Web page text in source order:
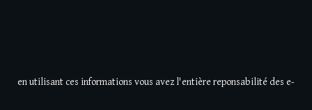
en utilisant ces informations vous avez l'entière reponsabilité des e-